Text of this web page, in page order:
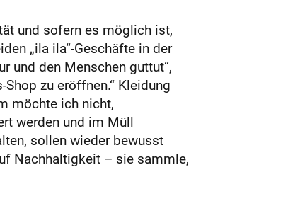
und sofern es möglich ist,
„ila ila“-Geschäfte in der
und den Menschen guttut“,
zu eröffnen.“ Kleidung
möchte ich nicht,
werden und im Müll
sollen wieder bewusst
Nachhaltigkeit – sie sammle,